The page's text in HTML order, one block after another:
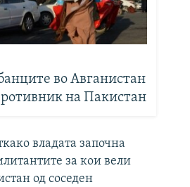
во Авганистан
на Пакистан
владата започна
за кои вели
од соседен